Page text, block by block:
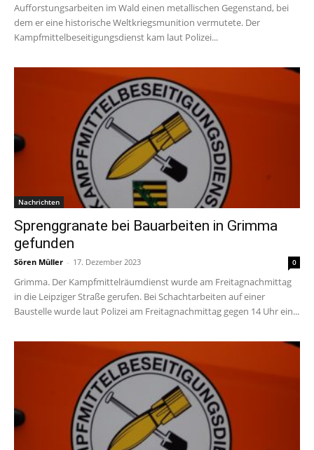
Aufforstungsarbeiten im Wald einen metallischen Gegenstand, bei
dem er eine historische Weltkriegsmunition vermutete. Der
Kampfmittelbeseitigungsdienst kam laut Polizei...
Nachrichten
Sprenggranate bei Bauarbeiten in Grimma
gefunden
Sören Müller - 17. Dezember 2023 0
Grimma. Der Kampfmittelräumdienst wurde am Freitagnachmittag
in die Leipziger Straße gerufen. Bei Schachtarbeiten auf einer
Baustelle wurde laut Polizei am Freitagnachmittag gegen 14 Uhr ein...